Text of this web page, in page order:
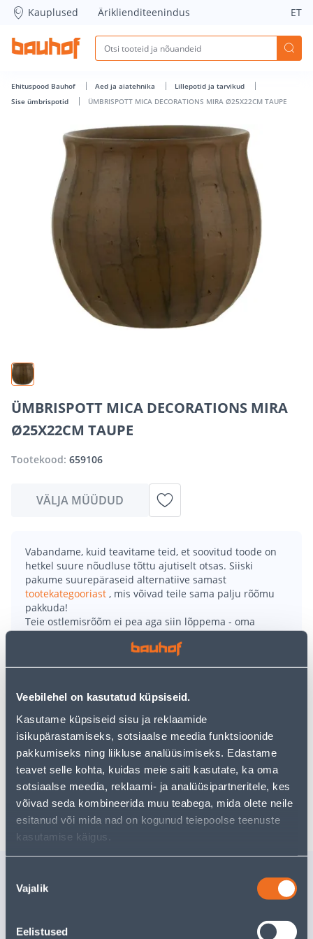
Veebilehel on kasutatud küpsiseid.
Kasutame küpsiseid sisu ja reklaamide
isikupärastamiseks, sotsiaalse meedia funktsioonide
pakkumiseks ning liikluse analüüsimiseks. Edastame
teavet selle kohta, kuidas meie saiti kasutate, ka oma
sotsiaalse meedia, reklaami- ja analüüsipartneritele, kes
võivad seda kombineerida muu teabega, mida olete neile
esitanud või mida nad on kogunud teiepoolse teenuste
kasutamise käigus.
valik
Vajalik
Eelistused
ÜMBRISPOTT MICA DECORATIONS MIRA Ø25X22CM
Kauplused Äriklienditeenindus ET
Ehituspood Bauhof Aed ja aiatehnika
Lillepotid ja tarvikud
Sise ümbrispotid
ÜMBRISPOTT MICA DECORATIONS MIRA Ø25X22CM TAUPE
ÜMBRISPOTT MICA DECORATIONS MIRA
Ø25X22CM TAUPE
Tootekood: 659106
VÄLJA MÜÜDUD
Vabandame, kuid teavitame teid, et soovitud toode on
hetkel suure nõudluse tõttu ajutiselt otsas. Siiski
pakume suurepäraseid alternatiive samast
tootekategooriast , mis võivad teile sama palju rõõmu
pakkuda!
Teie ostlemisrõõm ei pea aga siin lõppema - oma
uurimistööd saate jätkata, naastesavalehelevõi
kasutades meie võimsat otsingufunktsiooni, et leida
• Ümbrispott on mõõtmetega Ø 25 x 22 cm.
• Värvus taupe.
• Valmistatud terrakotast.
• 14-päevane tagastusõigus.
Tarne pole võimalik
25X28CM